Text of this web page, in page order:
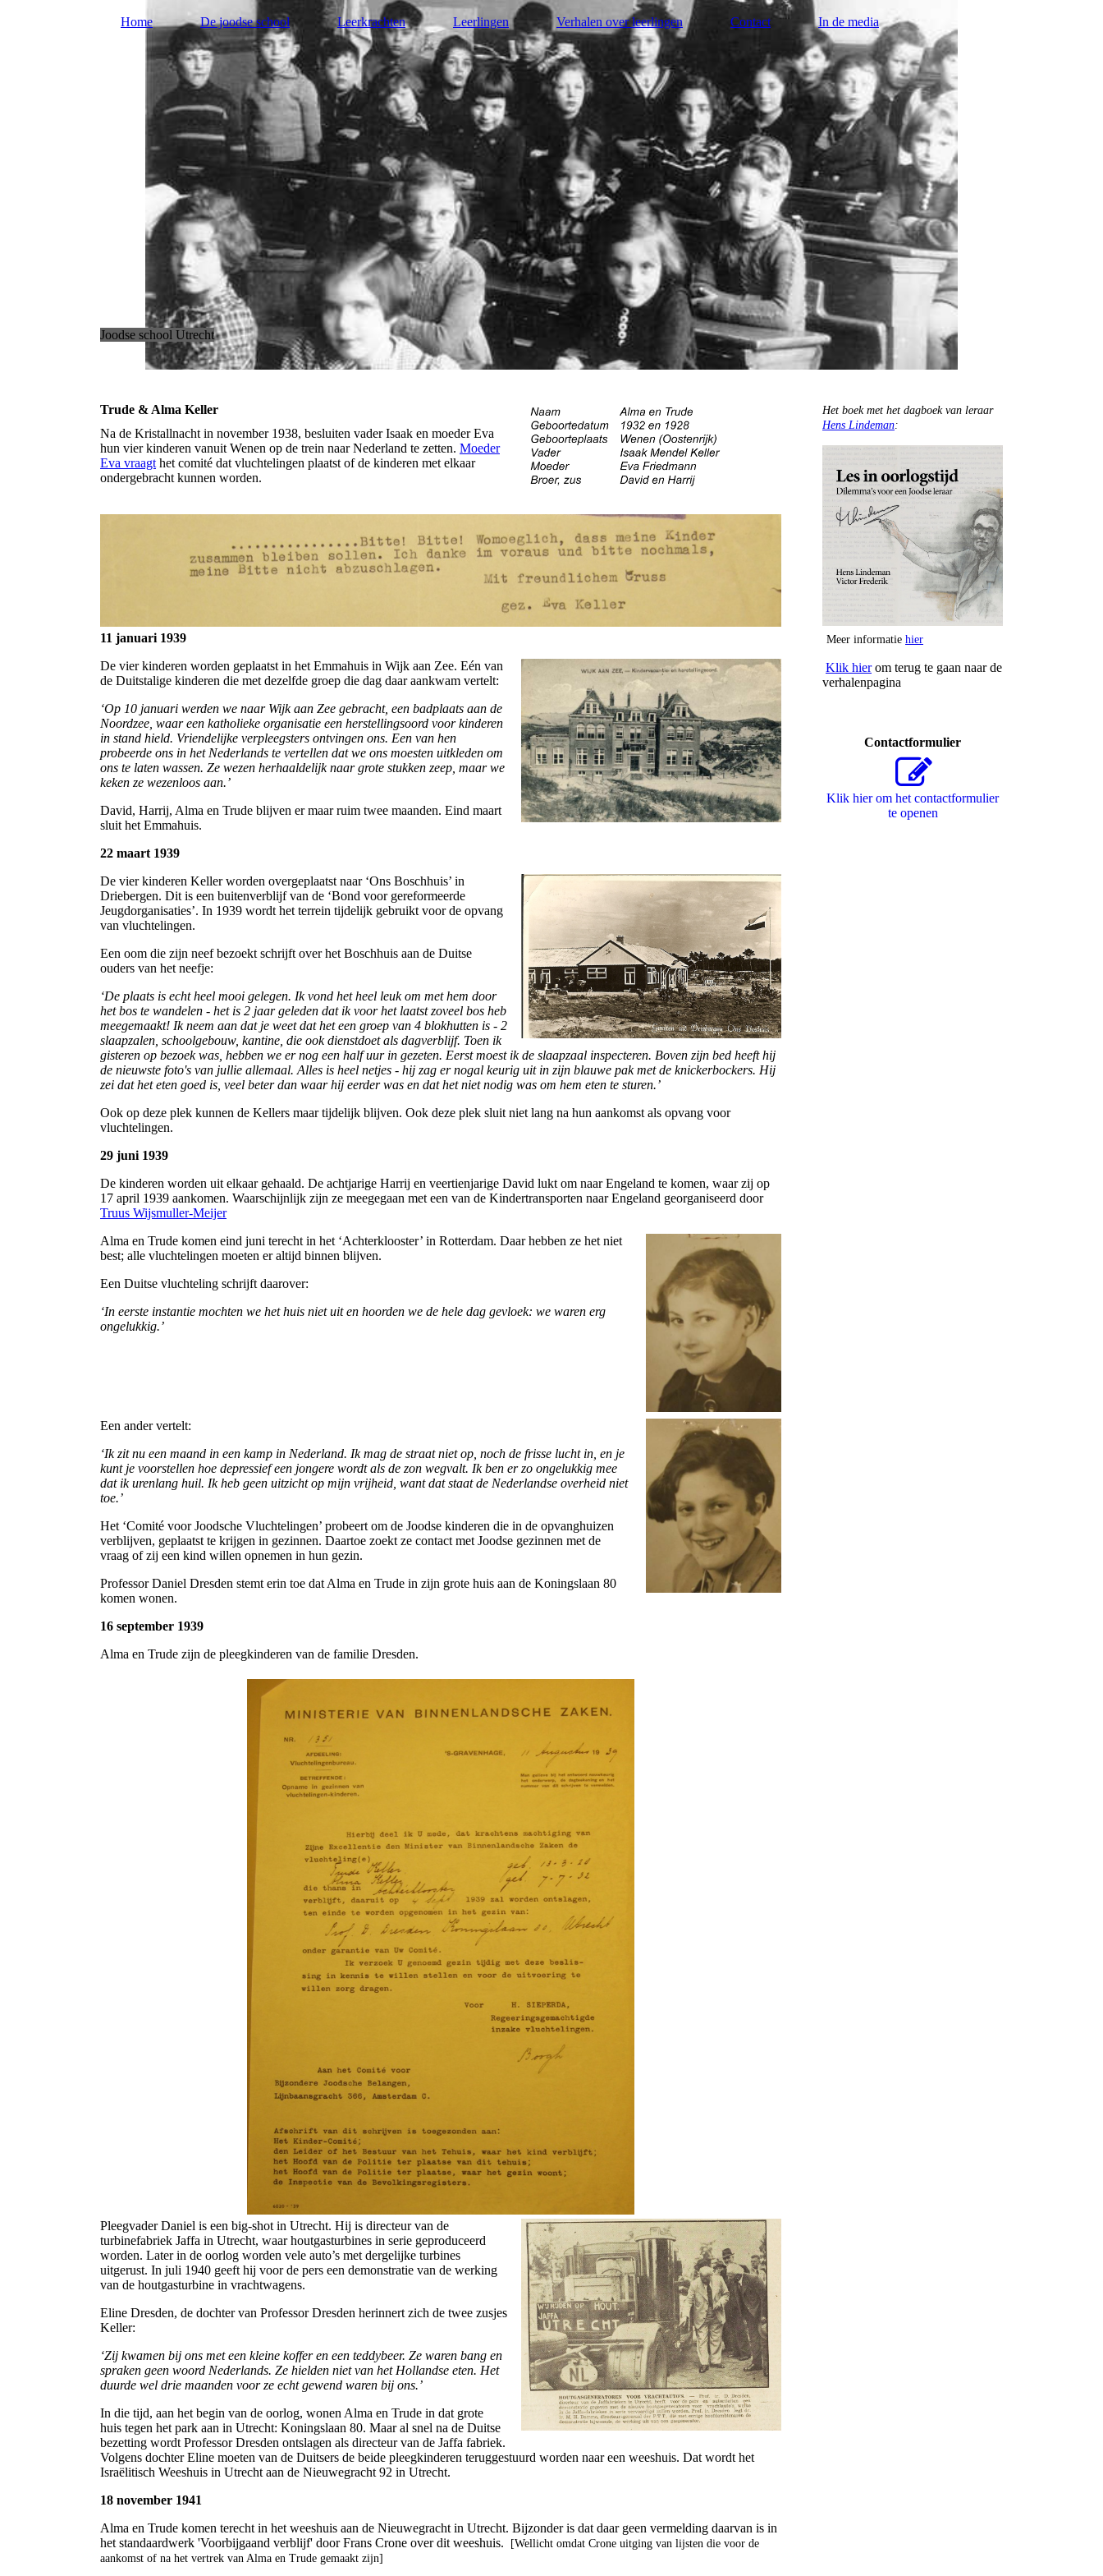
Home De joodse school Leerkrachten Leerlingen Verhalen over leerlingen Contact In de media
Joodse school Utrecht
Trude & Alma Keller
Na de Kristallnacht in november 1938, besluiten vader Isaak en moeder Eva
hun vier kinderen vanuit Wenen op de trein naar Nederland te zetten. Moeder
Eva vraagt het comité dat vluchtelingen plaatst of de kinderen met elkaar
ondergebracht kunnen worden.
11 januari 1939
De vier kinderen worden geplaatst in het Emmahuis in Wijk aan Zee. Eén van
de Duitstalige kinderen die met dezelfde groep die dag daar aankwam vertelt:
‘Op 10 januari werden we naar Wijk aan Zee gebracht, een badplaats aan de
Noordzee, waar een katholieke organisatie een herstellingsoord voor kinderen
in stand hield. Vriendelijke verpleegsters ontvingen ons. Een van hen
probeerde ons in het Nederlands te vertellen dat we ons moesten uitkleden om
ons te laten wassen. Ze wezen herhaaldelijk naar grote stukken zeep, maar we
keken ze wezenloos aan.’
David, Harrij, Alma en Trude blijven er maar ruim twee maanden. Eind maart
sluit het Emmahuis.
22 maart 1939
De vier kinderen Keller worden overgeplaatst naar ‘Ons Boschhuis’ in
Driebergen. Dit is een buitenverblijf van de ‘Bond voor gereformeerde
Jeugdorganisaties’. In 1939 wordt het terrein tijdelijk gebruikt voor de opvang
van vluchtelingen.
Een oom die zijn neef bezoekt schrijft over het Boschhuis aan de Duitse
ouders van het neefje:
‘De plaats is echt heel mooi gelegen. Ik vond het heel leuk om met hem door
het bos te wandelen - het is 2 jaar geleden dat ik voor het laatst zoveel bos heb
meegemaakt! Ik neem aan dat je weet dat het een groep van 4 blokhutten is - 2
slaapzalen, schoolgebouw, kantine, die ook dienstdoet als dagverblijf. Toen ik
gisteren op bezoek was, hebben we er nog een half uur in gezeten. Eerst moest ik de slaapzaal inspecteren. Boven zijn bed heeft hij
de nieuwste foto's van jullie allemaal. Alles is heel netjes - hij zag er nogal keurig uit in zijn blauwe pak met de knickerbockers. Hij
zei dat het eten goed is, veel beter dan waar hij eerder was en dat het niet nodig was om hem eten te sturen.’
Ook op deze plek kunnen de Kellers maar tijdelijk blijven. Ook deze plek sluit niet lang na hun aankomst als opvang voor
vluchtelingen.
29 juni 1939
De kinderen worden uit elkaar gehaald. De achtjarige Harrij en veertienjarige David lukt om naar Engeland te komen, waar zij op
17 april 1939 aankomen. Waarschijnlijk zijn ze meegegaan met een van de Kindertransporten naar Engeland georganiseerd door
Truus Wijsmuller-Meijer
Alma en Trude komen eind juni terecht in het ‘Achterklooster’ in Rotterdam. Daar hebben ze het niet
best; alle vluchtelingen moeten er altijd binnen blijven.
Een Duitse vluchteling schrijft daarover:
‘In eerste instantie mochten we het huis niet uit en hoorden we de hele dag gevloek: we waren erg
ongelukkig.’
Een ander vertelt:
‘Ik zit nu een maand in een kamp in Nederland. Ik mag de straat niet op, noch de frisse lucht in, en je
kunt je voorstellen hoe depressief een jongere wordt als de zon wegvalt. Ik ben er zo ongelukkig mee
dat ik urenlang huil. Ik heb geen uitzicht op mijn vrijheid, want dat staat de Nederlandse overheid niet
toe.’
Het ‘Comité voor Joodsche Vluchtelingen’ probeert om de Joodse kinderen die in de opvanghuizen
verblijven, geplaatst te krijgen in gezinnen. Daartoe zoekt ze contact met Joodse gezinnen met de
vraag of zij een kind willen opnemen in hun gezin.
Professor Daniel Dresden stemt erin toe dat Alma en Trude in zijn grote huis aan de Koningslaan 80
komen wonen.
16 september 1939
Alma en Trude zijn de pleegkinderen van de familie Dresden.
Pleegvader Daniel is een big-shot in Utrecht. Hij is directeur van de
turbinefabriek Jaffa in Utrecht, waar houtgasturbines in serie geproduceerd
worden. Later in de oorlog worden vele auto’s met dergelijke turbines
uitgerust. In juli 1940 geeft hij voor de pers een demonstratie van de werking
van de houtgasturbine in vrachtwagens.
Eline Dresden, de dochter van Professor Dresden herinnert zich de twee zusjes
Keller:
‘Zij kwamen bij ons met een kleine koffer en een teddybeer. Ze waren bang en
spraken geen woord Nederlands. Ze hielden niet van het Hollandse eten. Het
duurde wel drie maanden voor ze echt gewend waren bij ons.’
In die tijd, aan het begin van de oorlog, wonen Alma en Trude in dat grote
huis tegen het park aan in Utrecht: Koningslaan 80. Maar al snel na de Duitse
bezetting wordt Professor Dresden ontslagen als directeur van de Jaffa fabriek.
Volgens dochter Eline moeten van de Duitsers de beide pleegkinderen teruggestuurd worden naar een weeshuis. Dat wordt het
Israëlitisch Weeshuis in Utrecht aan de Nieuwegracht 92 in Utrecht.
18 november 1941
Alma en Trude komen terecht in het weeshuis aan de Nieuwegracht in Utrecht. Bijzonder is dat daar geen vermelding daarvan is in
het standaardwerk 'Voorbijgaand verblijf' door Frans Crone over dit weeshuis.
[Wellicht omdat Crone uitging van lijsten die voor de
aankomst of na het vertrek van Alma en Trude gemaakt zijn]
Het boek met het dagboek van leraar
Hens Lindeman:
Meer informatie hier
Klik hierom terug te gaan naar de
verhalenpagina
Contactformulier
Klik hier om het contactformulier
te openen